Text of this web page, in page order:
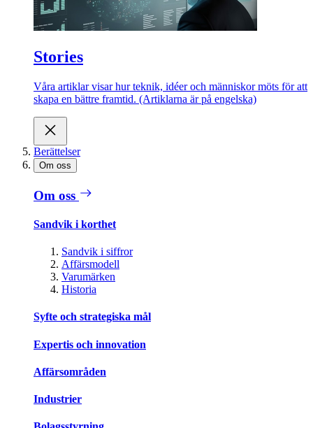
Stories
Våra artiklar visar hur teknik, idéer och människor möts för att
skapa en bättre framtid. (Artiklarna är på engelska)
Berättelser
Om oss
Om oss
Sandvik i korthet
Sandvik i siffror
Affärsmodell
Varumärken
Historia
Syfte och strategiska mål
Expertis och innovation
Affärsområden
Industrier